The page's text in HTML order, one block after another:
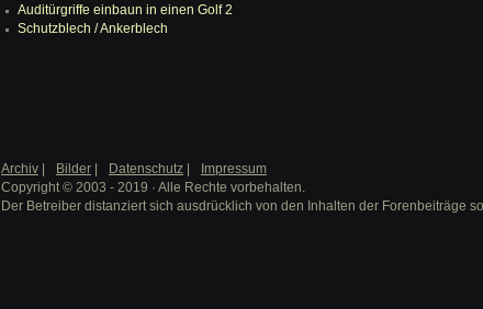
Auditürgriffe einbaun in einen Golf 2
Schutzblech / Ankerblech
Archiv Bilder Datenschutz
Impressum
Copyright © 2003 - 2019 · Alle Rechte vorbehalten.
Der Betreiber distanziert sich ausdrücklich von den Inhalten der Forenbeiträge